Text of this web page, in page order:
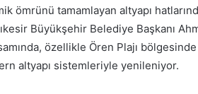
göndermek
ömrünü tamamlayan altyapı
Büyükşehir Belediye Başkanı
özellikle Ören Plajı bölgesinde
altyapı sistemleriyle yenileniyor.